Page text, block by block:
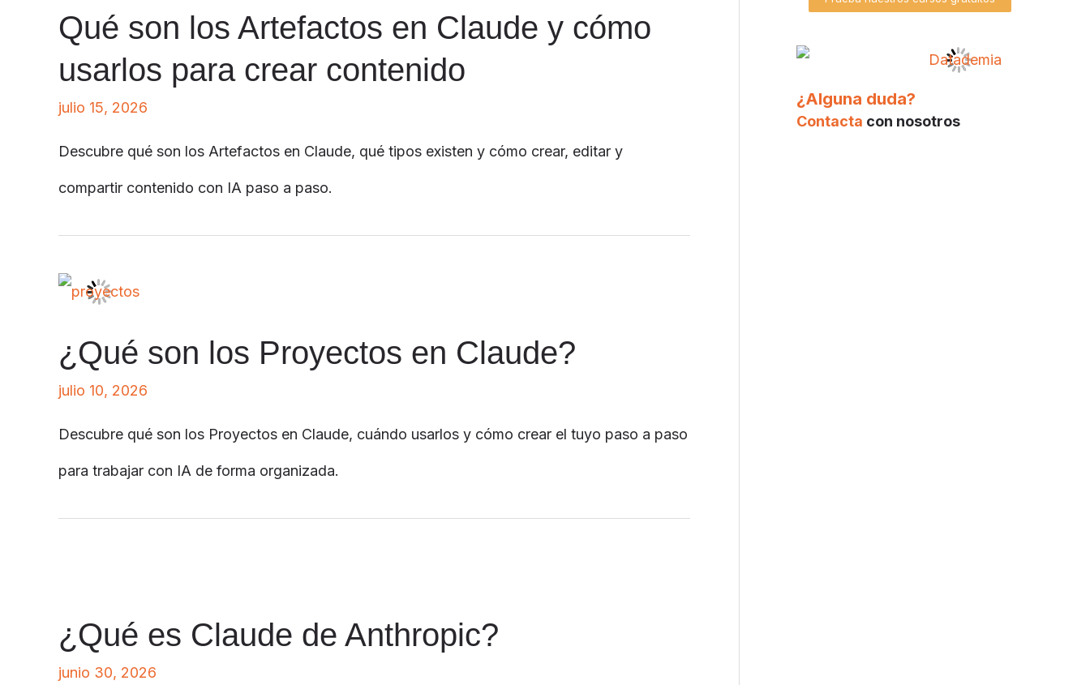
Qué son los Artefactos en Claude y cómo
usarlos para crear contenido
julio 15, 2026
Descubre qué son los Artefactos en Claude, qué tipos existen y cómo crear, editar y
compartir contenido con IA paso a paso.
¿Qué son los Proyectos en Claude?
julio 10, 2026
Descubre qué son los Proyectos en Claude, cuándo usarlos y cómo crear el tuyo paso a paso
para trabajar con IA de forma organizada.
¿Qué es Claude de Anthropic?
junio 30, 2026
¿Alguna duda?
Contacta con nosotros